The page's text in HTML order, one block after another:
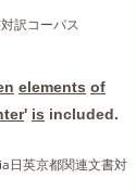
訳コーパス
elements of
' is included.
日英京都関連文書対